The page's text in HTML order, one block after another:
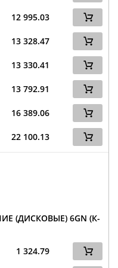
12 995.03
13 328.47
13 330.41
13 792.91
16 389.06
22 100.13
(ДИСКОВЫЕ) 6GN (К-
1 324.79